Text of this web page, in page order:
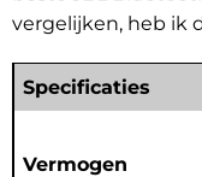
vergelijken, heb ik
Specificaties
Vermogen